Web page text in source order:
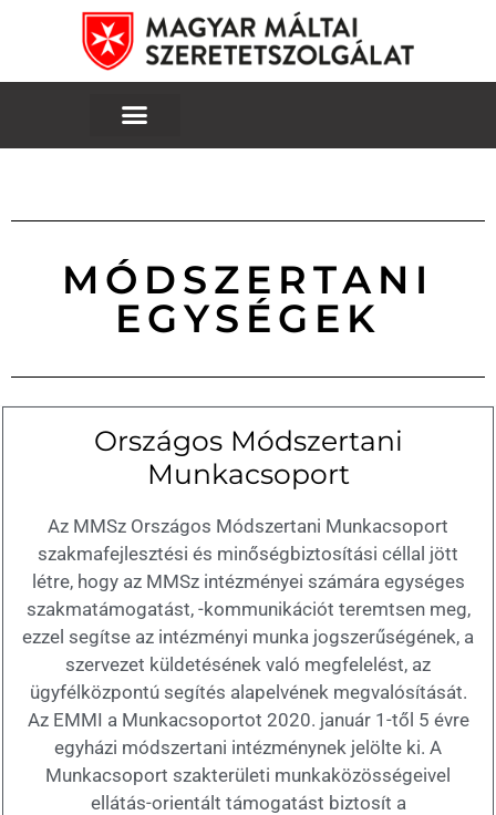
MÓDSZERTANI
EGYSÉGEK
Országos Módszertani
Munkacsoport
Az MMSz Országos Módszertani Munkacsoport
szakmafejlesztési és minőségbiztosítási céllal jött
létre, hogy az MMSz intézményei számára egységes
szakmatámogatást, -kommunikációt teremtsen meg,
ezzel segítse az intézményi munka jogszerűségének, a
szervezet küldetésének való megfelelést, az
ügyfélközpontú segítés alapelvének megvalósítását.
Az EMMI a Munkacsoportot 2020. január 1-től 5 évre
egyházi módszertani intézménynek jelölte ki. A
Munkacsoport szakterületi munkaközösségeivel
ellátás-orientált támogatást biztosít a